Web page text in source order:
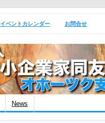
イベントカレンダー お問合せ
News